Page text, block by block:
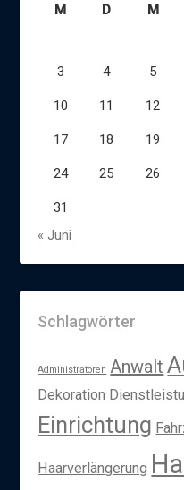
M D M
3 4 5
10 11 12
17 18 19
24 25 26
31
« Juni
Schlagwörter
Administratoren Anwalt
Dekoration
Einrichtung
Haarverlängerung